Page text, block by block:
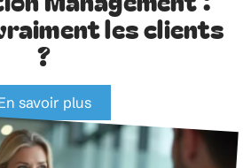
les clients
?
savoir plus